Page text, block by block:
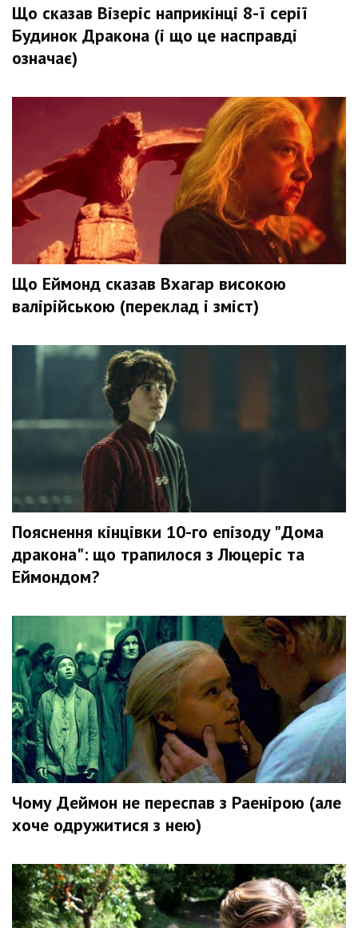
Що сказав Візеріс наприкінці 8-ї серії
Будинок Дракона (і що це насправді
означає)
Що Еймонд сказав Вхагар високою
валірійською (переклад і зміст)
Пояснення кінцівки 10-го епізоду "Дома
дракона": що трапилося з Люцеріс та
Еймондом?
Чому Деймон не переспав з Раенірою (але
хоче одружитися з нею)